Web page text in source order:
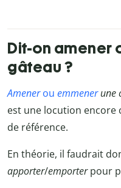
Dit-on amener
gâteau ?
Amenerou emmener une
est une locution encore
de référence.
En théorie, il faudrait
apporter/emporterpour